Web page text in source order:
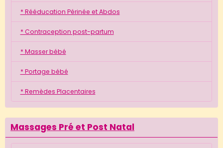
* Rééducation Périnée et Abdos
* Contraception post-partum
* Masser bébé
* Portage bébé
* Remèdes Placentaires
Massages Pré et Post Natal